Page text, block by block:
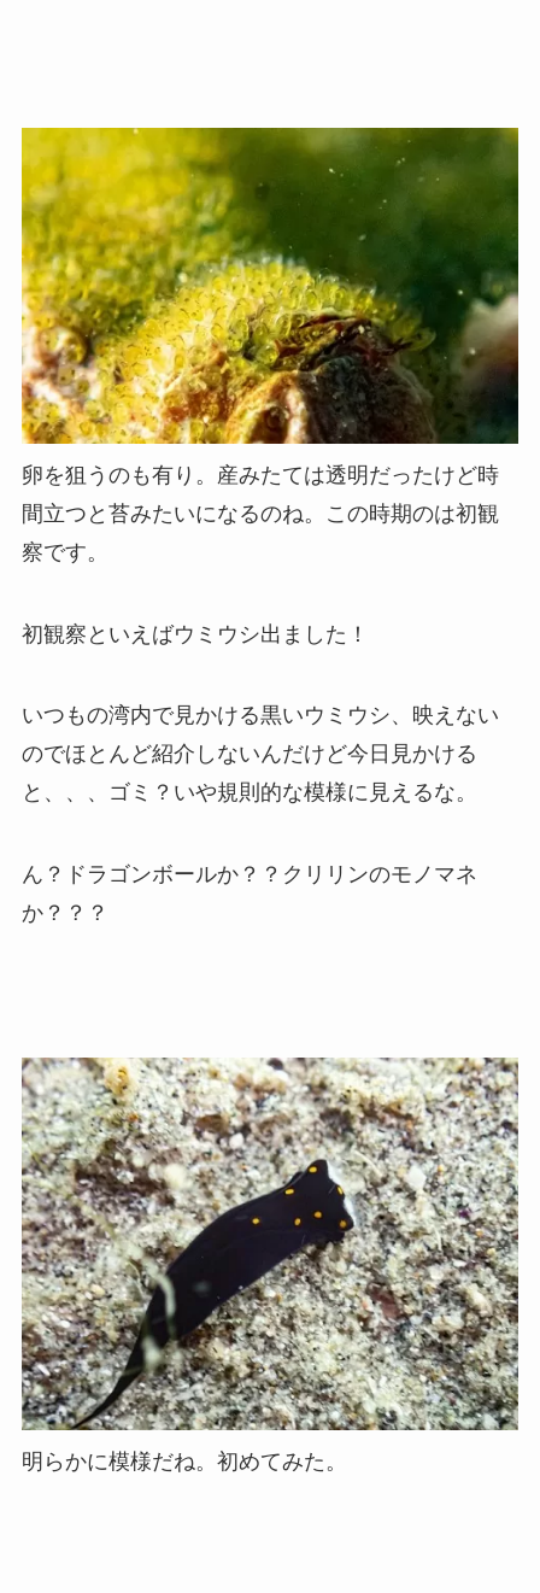
卵を狙うのも有り。産みたては透明だったけど時
間立つと苔みたいになるのね。この時期のは初観
察です。
初観察といえばウミウシ出ました！
いつもの湾内で見かける黒いウミウシ、映えない
のでほとんど紹介しないんだけど今日見かける
と、、、ゴミ？いや規則的な模様に見えるな。
ん？ドラゴンボールか？？クリリンのモノマネ
か？？？
明らかに模様だね。初めてみた。